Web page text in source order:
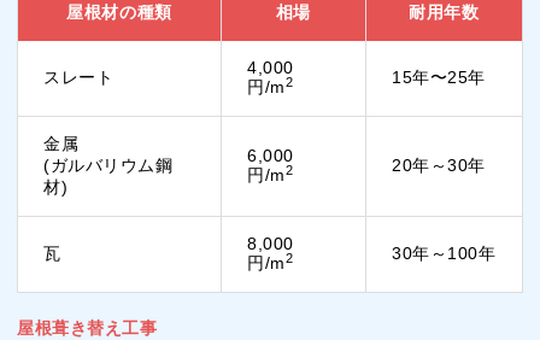
屋根材の種類 相場 耐用年数
スレート
4,000
円/m2 15年〜25年
金属
(ガルバリウム鋼
材)
6,000
円/m2 20年～30年
瓦
8,000
円/m2 30年～100年
屋根葺き替え工事